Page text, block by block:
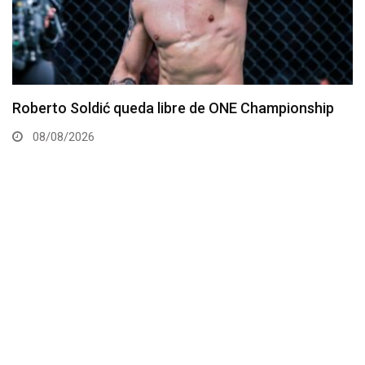
Kamaru Usman debe regresar al Peso Welter,
afirma representante